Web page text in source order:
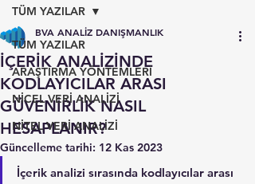
TÜM YAZILAR
ARAŞTIRMA YÖNTEMLERİ
NİCEL VERİ ANALİZİ
NİTEL VERİ ANALİZİ
TÜM YAZILAR
İÇERİK ANALİZİNDE
KODLAYICILAR ARASI
GÜVENİRLİK NASIL
HESAPLANIR?
BVA ANALİZ DANIŞMANLIK
Güncelleme tarihi: 12 Kas 2023
İçerik analizi sırasında kodlayıcılar arası